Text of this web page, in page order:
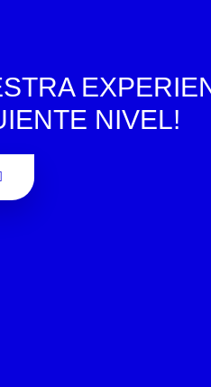
NIVEL!